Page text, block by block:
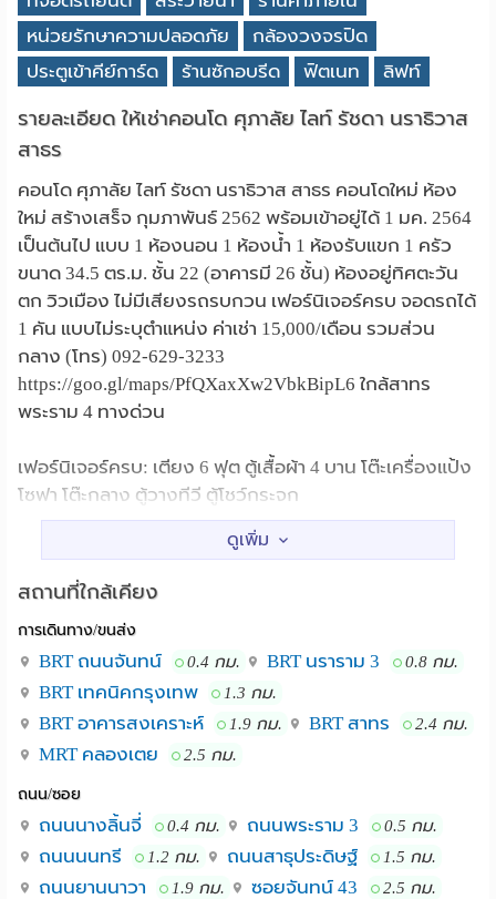
หน่วยรักษาความปลอดภัย
กล้องวงจรปิด
ประตูเข้าคีย์การ์ด
ร้านซักอบรีด ฟิตเนท ลิฟท์
รายละเอียด ให้เช่าคอนโด ศุภาลัย ไลท์ รัชดา นราธิวาส
สาธร
คอนโด ศุภาลัย ไลท์ รัชดา นราธิวาส สาธร คอนโดใหม่ ห้อง
ใหม่ สร้างเสร็จ กุมภาพันธ์ 2562 พร้อมเข้าอยู่ได้ 1 มค. 2564
เป็นต้นไป แบบ 1 ห้องนอน 1 ห้องน้ำ 1 ห้องรับแขก 1 ครัว
ขนาด 34.5 ตร.ม. ชั้น 22 (อาคารมี 26 ชั้น) ห้องอยู่ทิศตะวัน
ตก วิวเมือง ไม่มีเสียงรถรบกวน เฟอร์นิเจอร์ครบ จอดรถได้
1 คัน แบบไม่ระบุตำแหน่ง ค่าเช่า 15,000/เดือน รวมส่วน
กลาง (โทร) 092-629-3233
https://goo.gl/maps/PfQXaxXw2VbkBipL6 ใกล้สาทร
พระราม 4 ทางด่วน
เฟอร์นิเจอร์ครบ: เตียง 6 ฟุต ตู้เสื้อผ้า 4 บาน โต๊ะเครื่องแป้ง
โซฟา โต๊ะกลาง ตู้วางทีวี ตู้โชว์กระจก
เคาเตอร์ครัวบิ้วด์อิน พร้อมตู้ลอยเก็บของ
เครื่องใช้ไฟฟ้า: แอร์ 2 ตัว ทีวี 43 นิ้ว ไมโครเวฟ ตู้เย็น
เครื่องทำน้ำอุ่น เครื่องซักผ้า
ค่าเช่า 12,000/เดือน (โทร) 092-629-3233 ค่าน้ำหน่วยละ 20
บาท ค่าไฟคิดตามบิลองค์การไฟฟ้า
สถานที่ใกล้เคียง
• BRT ถนนจันทน์ เซ็นทรัล พระราม 3 เทสโก้ โลตัส พระราม
เซฟคอนแวนต์
BRT ถนนจันทน์ เซ็นทรัล พระราม 3 เทสโก้
โลตัส พระราม 3 รพ.เซนต์หลุยส์ รพ.BNH
รร.กรุงเทพคริสเตียน รร.เซ็นโยเซฟคอนแวนต์
สถานที่ใกล้เคียง
การเดินทาง/ขนส่ง
BRT ถนนจันทน์ 0.4 กม. BRT นราราม 3 0.8 กม.
BRT เทคนิคกรุงเทพ 1.3 กม.
BRT อาคารสงเคราะห์ 1.9 กม. BRT สาทร 2.4 กม.
MRT คลองเตย 2.5 กม.
ถนน/ซอย
ถนนนางลิ้นจี่ 0.4 กม. ถนนพระราม 3 0.5 กม.
ถนนนนทรี 1.2 กม. ถนนสาธุประดิษฐ์ 1.5 กม.
ถนนยานนาวา 1.9 กม. ซอยจันทน์ 43 2.5 กม.